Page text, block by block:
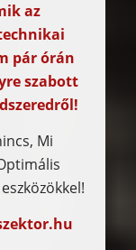
az
pár órán
szabott
Mi